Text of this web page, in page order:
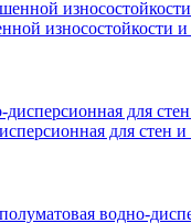
износостойкости и
для стен и